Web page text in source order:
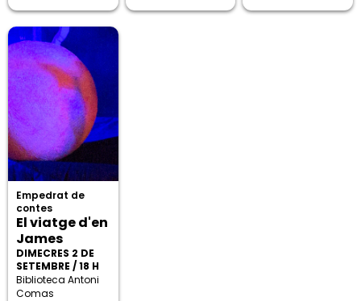
Empedrat de
contes
El viatge d'en
James
DIMECRES 2 DE
SETEMBRE / 18 H
Biblioteca Antoni
Comas